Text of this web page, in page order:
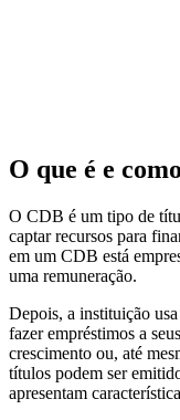
O que é e
O CDB é um tipo de
captar recursos para
em um CDB está
uma remuneração.
Depois, a instituição
fazer empréstimos a
crescimento ou, até
títulos podem ser
apresentam